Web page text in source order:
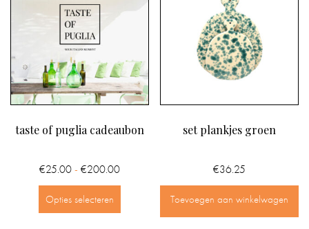
taste of puglia cadeaubon
€25.00 - €200.00Prijsklasse:
€25.00
tot
Opties selecteren
product
set plankjes groen
€36.25
Toevoegen aan winkelwagen